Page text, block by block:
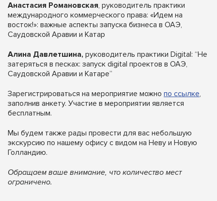
Анастасия Романовская, руководитель практики
международного коммерческого права: «Идем на
восток!»: важные аспекты запуска бизнеса в ОАЭ,
Саудовской Аравии и Катар
Алина Давлетшина, руководитель практики Digital: “Не
затеряться в песках: запуск digital проектов в ОАЭ,
Саудовской Аравии и Катаре”
Зарегистрироваться на мероприятие можно по ссылке,
заполнив анкету. Участие в мероприятии является
бесплатным.
Мы будем также рады провести для вас небольшую
экскурсию по нашему офису с видом на Неву и Новую
Голландию.
Обращаем ваше внимание, что количество мест
ограничено.